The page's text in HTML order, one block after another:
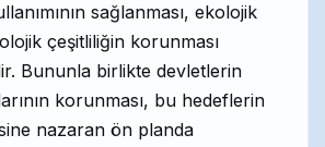
sağlanması, ekolojik
çeşitliliğin korunması
Bununla birlikte devletlerin
korunması, bu hedeflerin
nazaran ön planda